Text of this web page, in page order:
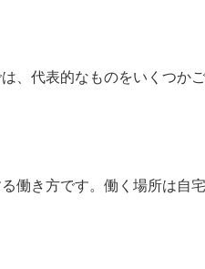
、代表的なものをいくつかご
働き方です。働く場所は自